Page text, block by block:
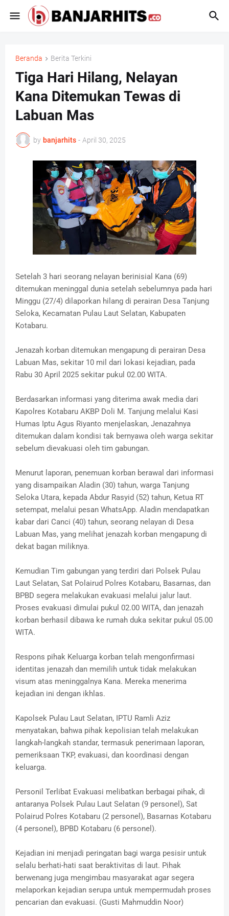
Beranda Berita Terkini
Tiga Hari Hilang, Nelayan
Kana Ditemukan Tewas di
Labuan Mas
by banjarhits - April 30, 2025
Setelah 3 hari seorang nelayan berinisial Kana (69)
ditemukan meninggal dunia setelah sebelumnya pada hari
Minggu (27/4) dilaporkan hilang di perairan Desa Tanjung
Seloka, Kecamatan Pulau Laut Selatan, Kabupaten
Kotabaru.
Jenazah korban ditemukan mengapung di perairan Desa
Labuan Mas, sekitar 10 mil dari lokasi kejadian, pada
Rabu 30 April 2025 sekitar pukul 02.00 WITA.
Berdasarkan informasi yang diterima awak media dari
Kapolres Kotabaru AKBP Doli M. Tanjung melalui Kasi
Humas Iptu Agus Riyanto menjelaskan, Jenazahnya
ditemukan dalam kondisi tak bernyawa oleh warga sekitar
sebelum dievakuasi oleh tim gabungan.
Menurut laporan, penemuan korban berawal dari informasi
yang disampaikan Aladin (30) tahun, warga Tanjung
Seloka Utara, kepada Abdur Rasyid (52) tahun, Ketua RT
setempat, melalui pesan WhatsApp. Aladin mendapatkan
kabar dari Canci (40) tahun, seorang nelayan di Desa
Labuan Mas, yang melihat jenazah korban mengapung di
dekat bagan miliknya.
Kemudian Tim gabungan yang terdiri dari Polsek Pulau
Laut Selatan, Sat Polairud Polres Kotabaru, Basarnas, dan
BPBD segera melakukan evakuasi melalui jalur laut.
Proses evakuasi dimulai pukul 02.00 WITA, dan jenazah
korban berhasil dibawa ke rumah duka sekitar pukul 05.00
WITA.
Respons pihak Keluarga korban telah mengonfirmasi
identitas jenazah dan memilih untuk tidak melakukan
visum atas meninggalnya Kana. Mereka menerima
kejadian ini dengan ikhlas.
Kapolsek Pulau Laut Selatan, IPTU Ramli Aziz
menyatakan, bahwa pihak kepolisian telah melakukan
langkah-langkah standar, termasuk penerimaan laporan,
pemeriksaan TKP, evakuasi, dan koordinasi dengan
keluarga.
Personil Terlibat Evakuasi melibatkan berbagai pihak, di
antaranya Polsek Pulau Laut Selatan (9 personel), Sat
Polairud Polres Kotabaru (2 personel), Basarnas Kotabaru
(4 personel), BPBD Kotabaru (6 personel).
Kejadian ini menjadi peringatan bagi warga pesisir untuk
selalu berhati-hati saat beraktivitas di laut. Pihak
berwenang juga mengimbau masyarakat agar segera
melaporkan kejadian serupa untuk mempermudah proses
pencarian dan evakuasi. (Gusti Mahmuddin Noor)